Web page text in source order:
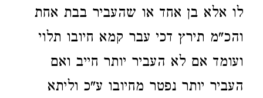
לו אלא בן אחד או שהעביר בבת אחת
והכ"מ תירץ דכי עבר קמא חיובו תלוי
ועומד אם לא העביר יותר חייב ואם
העביר יותר נפטר מחיובו ע"כ וליתא